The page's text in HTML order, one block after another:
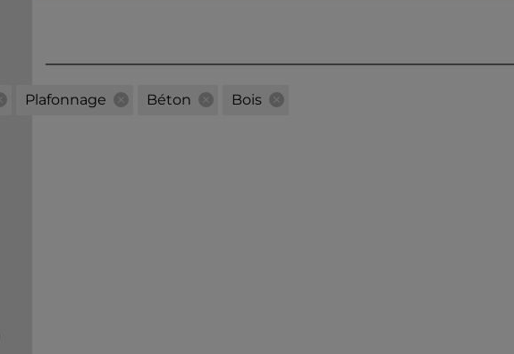
Plafonnage Béton Bois